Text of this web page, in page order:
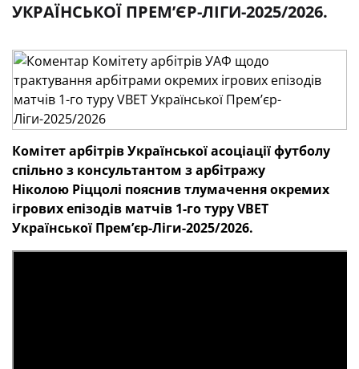
УКРАЇНСЬКОЇ ПРЕМʼЄР-ЛІГИ-2025/2026.
Комітет арбітрівУкраїнської асоціації футболу
спільно з консультантом з арбітражу
Ніколою Ріццолі пояснив тлумачення окремих
ігрових епізодів матчів 1-готуруVBET
Української Премʼєр-Ліги-2025/2026.